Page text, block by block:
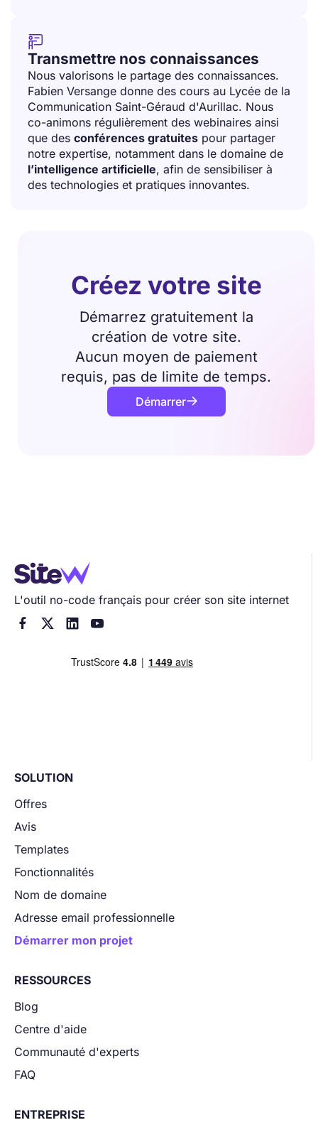

Transmettre nos connaissances
Nous valorisons le partage des connaissances.
Fabien Versange donne des cours au Lycée de la
Communication Saint-Géraud d'Aurillac. Nous
co-animons régulièrement des webinaires ainsi
que des conférences gratuites pour partager
notre expertise, notamment dans le domaine de
l’intelligence artificielle, afin de sensibiliser à
des technologies et pratiques innovantes.
Créez votre site
Démarrez gratuitement la
création de votre site.
Aucun moyen de paiement
requis, pas de limite de temps.

Démarrer
L'outil no-code français pour créer son site internet
   
SOLUTION
Offres
Avis
Templates
Fonctionnalités
Nom de domaine
Adresse email professionnelle
Démarrer mon projet
RESSOURCES
Blog
Centre d'aide
Communauté d'experts
FAQ
ENTREPRISE